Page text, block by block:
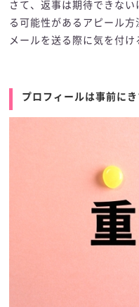
さて、返事は期待できな
る可能性があるアピール
メールを送る際に気を付け
プロフィールは事前にき